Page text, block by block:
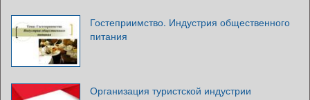
Гостеприимство. Индустрия общественного
питания
Организация туристской индустрии